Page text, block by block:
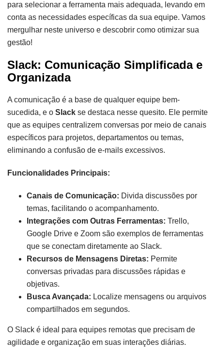
para selecionar a ferramenta mais adequada, levando em
conta as necessidades específicas da sua equipe. Vamos
mergulhar neste universo e descobrir como otimizar sua
gestão!
Slack: Comunicação Simplificada e
Organizada
A comunicação é a base de qualquer equipe bem-
sucedida, e o Slack se destaca nesse quesito. Ele permite
que as equipes centralizem conversas por meio de canais
específicos para projetos, departamentos ou temas,
eliminando a confusão de e-mails excessivos.
Funcionalidades Principais:
Canais de Comunicação: Divida discussões por
temas, facilitando o acompanhamento.
Integrações com Outras Ferramentas: Trello,
Google Drive e Zoom são exemplos de ferramentas
que se conectam diretamente ao Slack.
Recursos de Mensagens Diretas: Permite
conversas privadas para discussões rápidas e
objetivas.
Busca Avançada: Localize mensagens ou arquivos
compartilhados em segundos.
O Slack é ideal para equipes remotas que precisam de
agilidade e organização em suas interações diárias.